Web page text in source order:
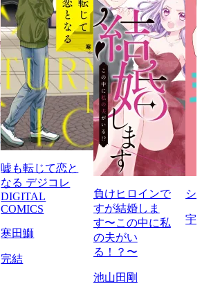
嘘も転じて恋と
なる デジコレ
DIGITAL
COMICS
寒田鰤
完結
負けヒロインで
すが結婚しま
す〜この中に私
の夫がい
る！？〜
池山田剛
シ
宇